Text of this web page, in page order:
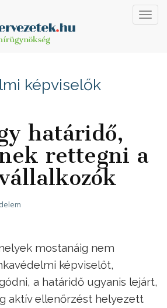
képviselők
határidő,
rettegni a
mostanáig nem
képviselőt,
a határidő ugyanis lejárt,
aktív ellenőrzést helyezett